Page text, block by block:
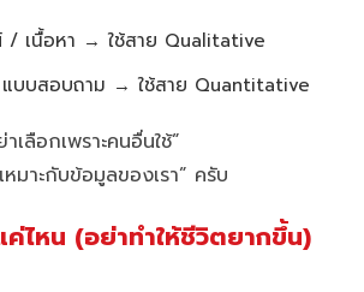
/ เนื้อหา → ใช้สาย Qualitative
แบบสอบถาม → ใช้สาย Quantitative
เลือกเพราะคนอื่นใช้”
หมาะกับข้อมูลของเรา” ครับ
ค่ไหน (อย่าทำให้ชีวิตยากขึ้น)